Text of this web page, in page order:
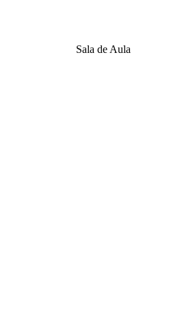
Sala de Aula